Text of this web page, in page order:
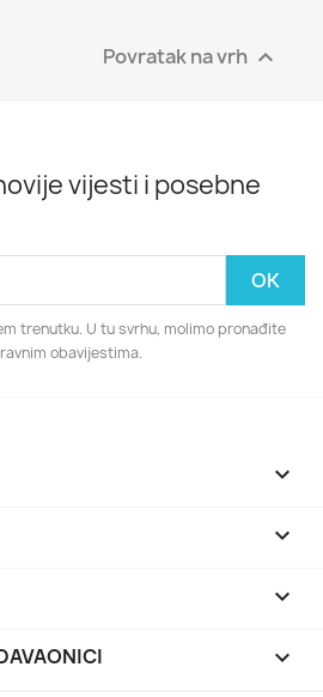
Povratak na vrh 
vijesti i posebne
trenutku. U tu svrhu, molimo pronađite
obavijestima.



keyboard_arrow_down